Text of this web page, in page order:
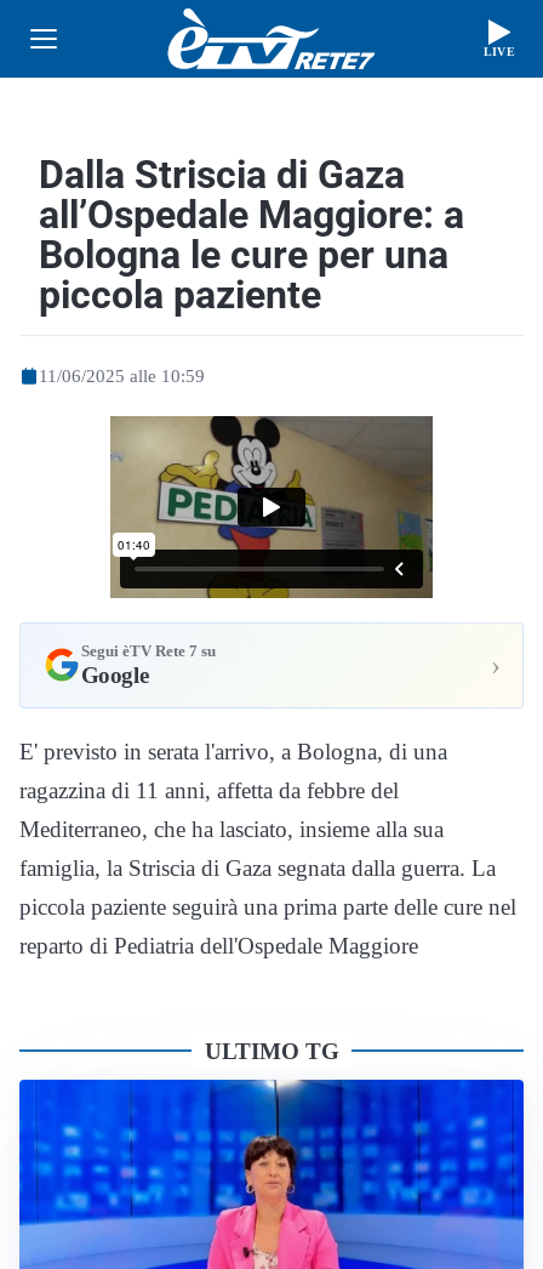
LIVE
Dalla Striscia di Gaza
all’Ospedale Maggiore: a
Bologna le cure per una
piccola paziente
11/06/2025 alle 10:59
Segui èTV Rete 7 su
Google ›
E' previsto in serata l'arrivo, a Bologna, di una
ragazzina di 11 anni, affetta da febbre del
Mediterraneo, che ha lasciato, insieme alla sua
famiglia, la Striscia di Gaza segnata dalla guerra. La
piccola paziente seguirà una prima parte delle cure nel
reparto di Pediatria dell'Ospedale Maggiore
ULTIMO TG